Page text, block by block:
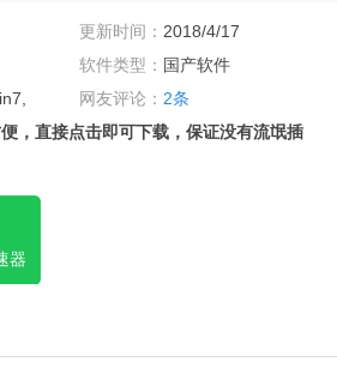
更新时间： 2018/4/17
软件类型： 国产软件
网友评论： 2条
，直接点击即可下载，保证没有流氓插
器